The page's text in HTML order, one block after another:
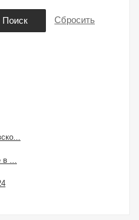
Поиск Сбросить
...